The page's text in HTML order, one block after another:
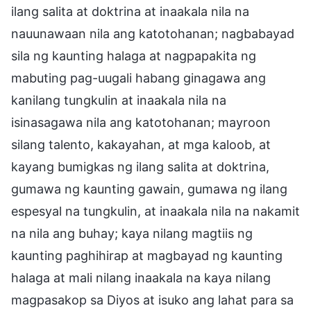
ilang salita at doktrina at inaakala nila na
nauunawaan nila ang katotohanan; nagbabayad
sila ng kaunting halaga at nagpapakita ng
mabuting pag-uugali habang ginagawa ang
kanilang tungkulin at inaakala nila na
isinasagawa nila ang katotohanan; mayroon
silang talento, kakayahan, at mga kaloob, at
kayang bumigkas ng ilang salita at doktrina,
gumawa ng kaunting gawain, gumawa ng ilang
espesyal na tungkulin, at inaakala nila na nakamit
na nila ang buhay; kaya nilang magtiis ng
kaunting paghihirap at magbayad ng kaunting
halaga at mali nilang inaakala na kaya nilang
magpasakop sa Diyos at isuko ang lahat para sa